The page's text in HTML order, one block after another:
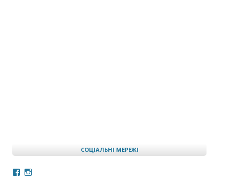
СОЦІАЛЬНІ МЕРЕЖІ
Facebook
Instagram